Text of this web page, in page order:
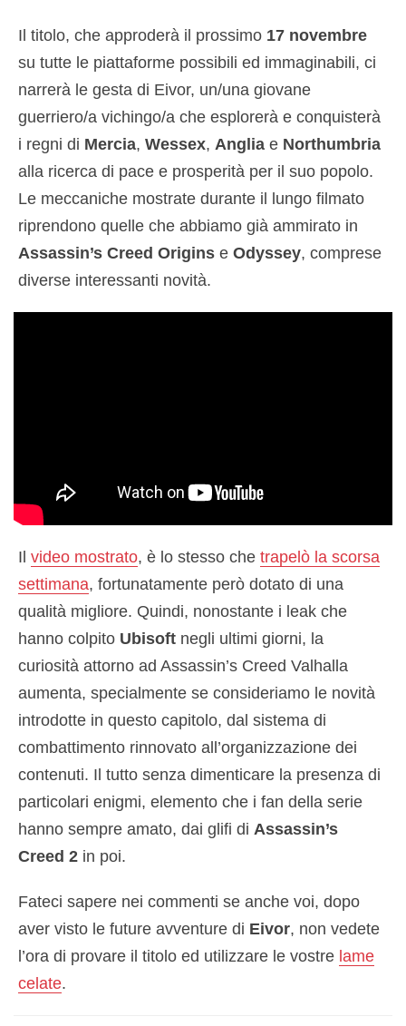
Il titolo, che approderà il prossimo 17 novembre
su tutte le piattaforme possibili ed immaginabili, ci
narrerà le gesta di Eivor, un/una giovane
guerriero/a vichingo/a che esplorerà e conquisterà
i regni di Mercia, Wessex, Anglia e Northumbria
alla ricerca di pace e prosperità per il suo popolo.
Le meccaniche mostrate durante il lungo filmato
riprendono quelle che abbiamo già ammirato in
Assassin’s Creed Origins e Odyssey, comprese
diverse interessanti novità.
Il video mostrato, è lo stesso che trapelò la scorsa
settimana, fortunatamente però dotato di una
qualità migliore. Quindi, nonostante i leak che
hanno colpito Ubisoft negli ultimi giorni, la
curiosità attorno ad Assassin’s Creed Valhalla
aumenta, specialmente se consideriamo le novità
introdotte in questo capitolo, dal sistema di
combattimento rinnovato all’organizzazione dei
contenuti. Il tutto senza dimenticare la presenza di
particolari enigmi, elemento che i fan della serie
hanno sempre amato, dai glifi di Assassin’s
Creed 2 in poi.
Fateci sapere nei commenti se anche voi, dopo
aver visto le future avventure di Eivor, non vedete
l’ora di provare il titolo ed utilizzare le vostre lame
celate.